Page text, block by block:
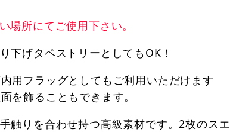
所にてご使用下さい。
下げタペストリーとしてもOK！
用フラッグとしてもご利用いただけます
を飾ることもできます。
触りを合わせ持つ高級素材です。2枚のスエ